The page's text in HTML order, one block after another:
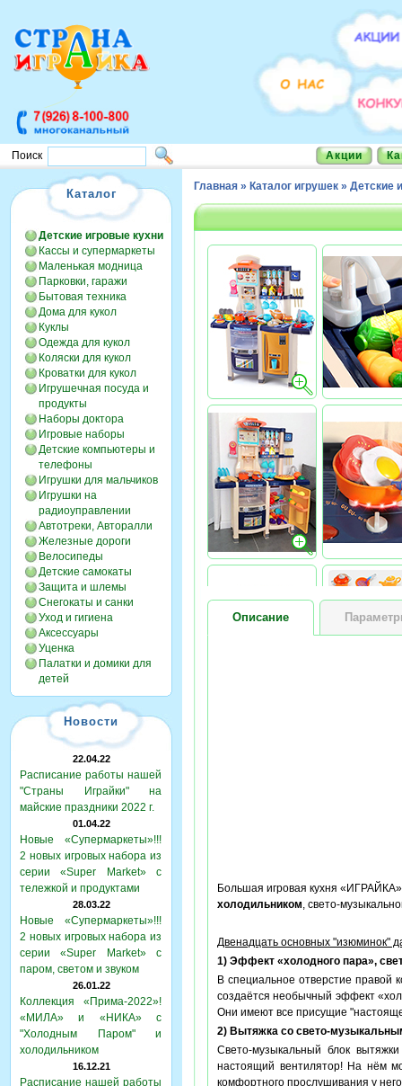
Поиск Акции
Каталог
Детские игровые кухни
Кассы и супермаркеты
Маленькая модница
Парковки, гаражи
Бытовая техника
Дома для кукол
Куклы
Одежда для кукол
Коляски для кукол
Кроватки для кукол
Игрушечная посуда и
продукты
Наборы доктора
Игровые наборы
Детские компьютеры и
телефоны
Игрушки для мальчиков
Игрушки на
радиоуправлении
Автотреки, Авторалли
Железные дороги
Велосипеды
Детские самокаты
Защита и шлемы
Снегокаты и санки
Уход и гигиена
Аксессуары
Уценка
Палатки и домики для
детей
Новости
22.04.22
Расписание работы нашей
"Страны Играйки" на
майские праздники 2022 г.
01.04.22
Новые «Супермаркеты»!!!
2 новых игровых набора из
серии «Super Market» с
тележкой и продуктами
28.03.22
Новые «Супермаркеты»!!!
2 новых игровых набора из
серии «Super Market» с
паром, светом и звуком
26.01.22
Коллекция «Прима-2022»!
«МИЛА» и «НИКА» с
"Холодным Паром" и
холодильником
16.12.21
Расписание нашей работы
Главная » Каталог игрушек » Детские
Описание
Большая игровая кухня «ИГРАЙКА»
холодильником, свето-
Двенадцать основных "изюминок"
1) Эффект «холодного пара»,
В специальное отверстие правой
создаётся необычный эффект
Они имеют все присущие
2) Вытяжка со свето-
Свето-музыкальный блок
настоящий вентилятор! На нём
комфортного прослушивания у